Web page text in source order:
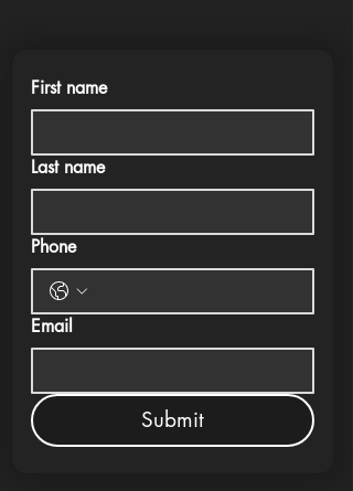
First name
Last name
Phone
Email
Submit